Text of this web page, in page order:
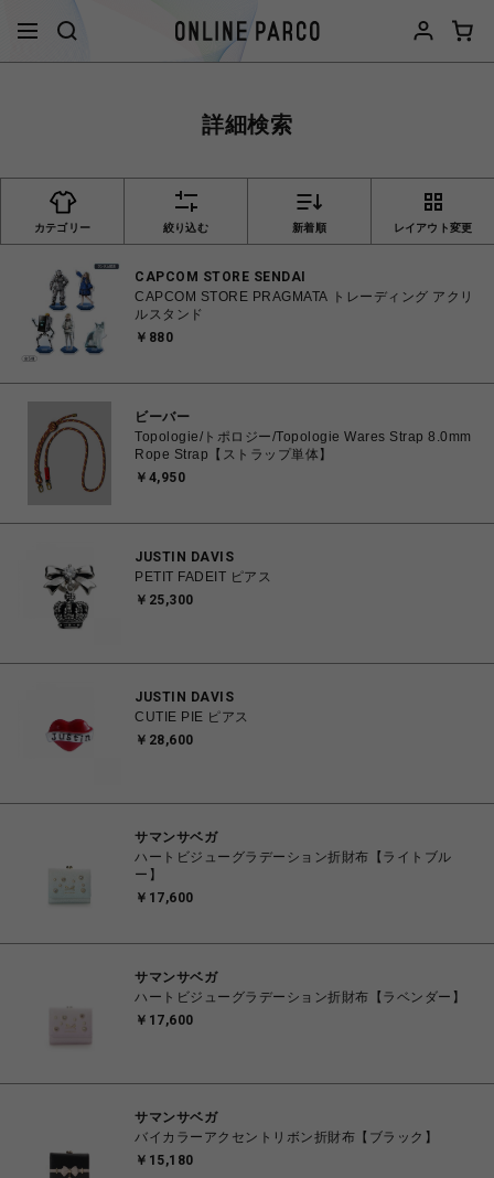
詳細検索
カテゴリー 絞り込む 新着順 レイアウト変更
CAPCOM STORE SENDAI
CAPCOM STORE PRAGMATA トレーディング アクリ
ルスタンド
￥880
ビーバー
Topologie/トポロジー/Topologie Wares Strap 8.0mm
Rope Strap【ストラップ単体】
￥4,950
JUSTIN DAVIS
PETIT FADEIT ピアス
￥25,300
JUSTIN DAVIS
CUTIE PIE ピアス
￥28,600
サマンサベガ
ハートビジューグラデーション折財布【ライトブル
ー】
￥17,600
サマンサベガ
ハートビジューグラデーション折財布【ラベンダー】
￥17,600
サマンサベガ
バイカラーアクセントリボン折財布【ブラック】
￥15,180